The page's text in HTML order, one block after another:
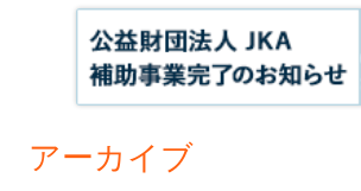
アーカイブ